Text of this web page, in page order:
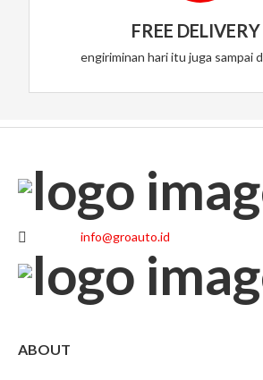
FREE DELIVERY
engiriminan hari itu juga sampai
info@groauto.id
ABOUT